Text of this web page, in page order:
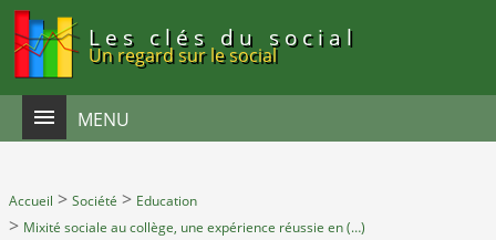
Les clés du social
Un regard sur le social
MENU
Accueil > Société > Education
> Mixité sociale au collège, une expérience réussie en (…)
Panneau de gestion des cookies